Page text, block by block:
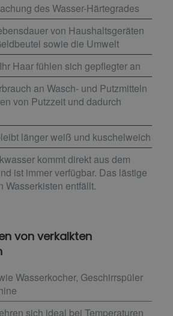
des Wasser-Härtegrades
von Haushaltsgeräten
sowie die Umwelt
Haar fühlen sich gepflegter an
an Wasch- und Putzmitteln
von Putzzeit und dadurch
länger weiß und kuschelweich
kommt direkt aus dem
ist immer verfügbar. Das lästige
Wasserkisten entfällt.
von verkalkten
Wasserkocher, Geschirrspüler
sich ideal bei Temperaturen